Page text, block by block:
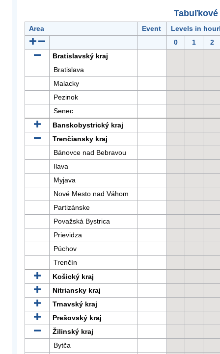
Area Event
Levels in
0
1
2
Bratislavský kraj
Bratislava
Malacky
Pezinok
Senec
Banskobystrický kraj
Trenčiansky kraj
Bánovce nad Bebravou
Ilava
Myjava
Nové Mesto nad Váhom
Partizánske
Považská Bystrica
Prievidza
Púchov
Trenčín
Košický kraj
Nitriansky kraj
Trnavský kraj
Prešovský kraj
Žilinský kraj
Bytča